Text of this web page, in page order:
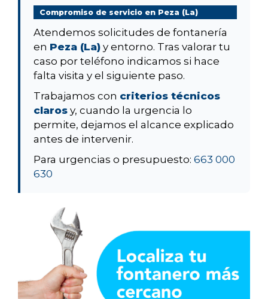
Compromiso de servicio en Peza (La)
Atendemos solicitudes de fontanería
en Peza (La) y entorno. Tras valorar tu
caso por teléfono indicamos si hace
falta visita y el siguiente paso.
Trabajamos con criterios técnicos
claros y, cuando la urgencia lo
permite, dejamos el alcance explicado
antes de intervenir.
Para urgencias o presupuesto: 663 000
630